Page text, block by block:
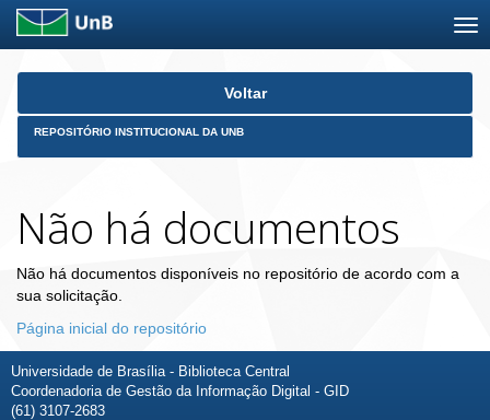
Skip
Voltar
REPOSITÓRIO INSTITUCIONAL DA UNB
Não há documentos
Não há documentos disponíveis no repositório de acordo com a
sua solicitação.
Página inicial do repositório
Universidade de Brasília - Biblioteca Central
Coordenadoria de Gestão da Informação Digital - GID
(61) 3107-2683